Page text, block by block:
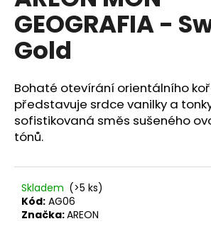
0,0
z
5
hvězdiček.
GEOGRAFIA -
Gold
Bohaté otevírání orientálního
představuje srdce vanilky a
sofistikovaná směs sušeného
tónů.
Skladem (>5 ks)
Kód: AG06
Značka:AREON
a
j
í
?
HLEDAT